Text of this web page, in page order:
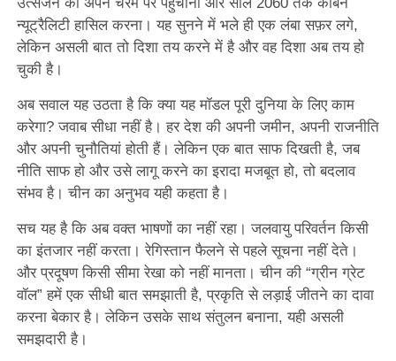
न्यूट्रैलिटी हासिल करना। यह सुनने में भले ही एक लंबा सफ़र लगे,
लेकिन असली बात तो दिशा तय करने में है और वह दिशा अब तय हो
चुकी है।
अब सवाल यह उठता है कि क्या यह मॉडल पूरी दुनिया के लिए काम
करेगा? जवाब सीधा नहीं है। हर देश की अपनी जमीन, अपनी राजनीति
और अपनी चुनौतियां होती हैं। लेकिन एक बात साफ दिखती है, जब
नीति साफ हो और उसे लागू करने का इरादा मजबूत हो, तो बदलाव
संभव है। चीन का अनुभव यही कहता है।
सच यह है कि अब वक्त भाषणों का नहीं रहा। जलवायु परिवर्तन किसी
का इंतजार नहीं करता। रेगिस्तान फैलने से पहले सूचना नहीं देते।
और प्रदूषण किसी सीमा रेखा को नहीं मानता। चीन की “ग्रीन ग्रेट
वॉल” हमें एक सीधी बात समझाती है, प्रकृति से लड़ाई जीतने का दावा
करना बेकार है। लेकिन उसके साथ संतुलन बनाना, यही असली
समझदारी है।